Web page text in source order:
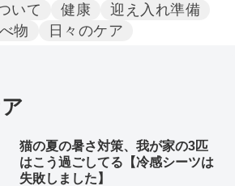
いて 健康
迎え入れ準備
物
日々のケア
猫の夏の暑さ対策、我が家の3匹
はこう過ごしてる【冷感シーツは
失敗しました】